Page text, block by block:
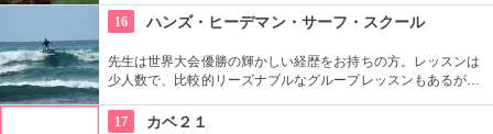
めるアトラクションがあります。カワイイお土産もいっぱい。
16 ハンズ・ヒーデマン・サーフ・スクール
先生は世界大会優勝の輝かしい経歴をお持ちの方。レッスンは
少人数で、比較的リーズナブルなグループレッスンもあるが、
心者の方も基本動作からきちんと学んで、いざ海へ！
17 カベ２１